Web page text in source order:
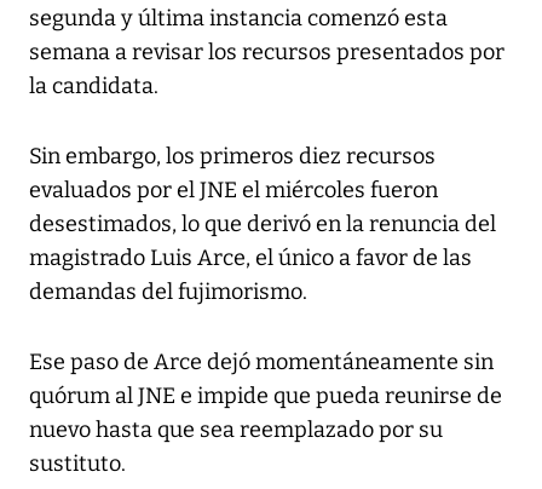
segunda y última instancia comenzó esta
semana a revisar los recursos presentados por
la candidata.
Sin embargo, los primeros diez recursos
evaluados por el JNE el miércoles fueron
desestimados, lo que derivó en la renuncia del
magistrado Luis Arce, el único a favor de las
demandas del fujimorismo.
Ese paso de Arce dejó momentáneamente sin
quórum al JNE e impide que pueda reunirse de
nuevo hasta que sea reemplazado por su
sustituto.